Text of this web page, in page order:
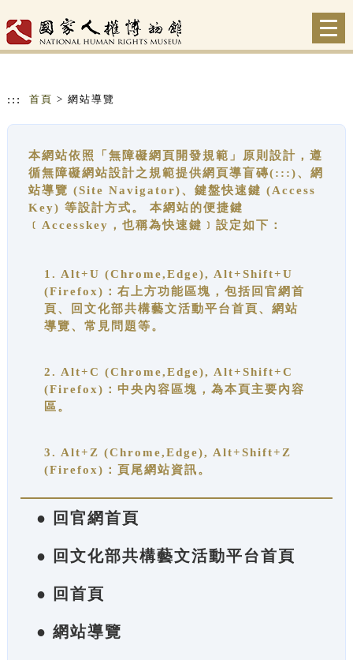
::: 首頁 > 網站導覽
本網站依照「無障礙網頁開發規範」原則設計，遵
循無障礙網站設計之規範提供網頁導盲磚(:::)、網
站導覽 (Site Navigator)、鍵盤快速鍵 (Access
Key) 等設計方式。 本網站的便捷鍵
﹝Accesskey，也稱為快速鍵﹞設定如下：
1. Alt+U (Chrome,Edge), Alt+Shift+U
(Firefox)：右上方功能區塊，包括回官網首
頁、回文化部共構藝文活動平台首頁、網站
導覽、常見問題等。
2. Alt+C (Chrome,Edge), Alt+Shift+C
(Firefox)：中央內容區塊，為本頁主要內容
區。
3. Alt+Z (Chrome,Edge), Alt+Shift+Z
(Firefox)：頁尾網站資訊。
● 回官網首頁
● 回文化部共構藝文活動平台首頁
● 回首頁
● 網站導覽